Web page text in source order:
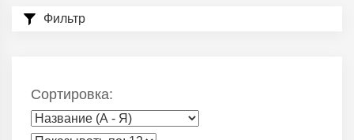
Фильтр
Сортировка: